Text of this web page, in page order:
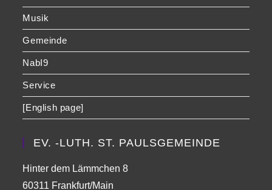
Musik
Gemeinde
NabI9
Service
[English page]
EV. -LUTH. ST. PAULSGEMEINDE
Hinter dem Lämmchen 8
60311 Frankfurt/Main